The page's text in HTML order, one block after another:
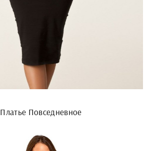
Платье Повседневное